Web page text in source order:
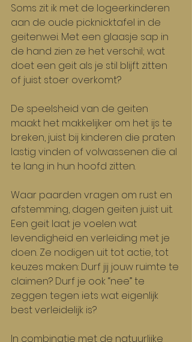
Soms zit ik met de logeerkinderen
aan de oude picknicktafel in de
geitenwei. Met een glaasje sap in
de hand zien ze het verschil; wat
doet een geit als je stil blijft zitten
of juist stoer overkomt?
De speelsheid van de geiten
maakt het makkelijker om het ijs te
breken, juist bij kinderen die praten
lastig vinden of volwassenen die al
te lang in hun hoofd zitten.
Waar paarden vragen om rust en
afstemming, dagen geiten juist uit.
Een geit laat je voelen wat
levendigheid en verleiding met je
doen. Ze nodigen uit tot actie, tot
keuzes maken: Durf jij jouw ruimte te
claimen? Durf je ook “nee” te
zeggen tegen iets wat eigenlijk
best verleidelijk is?
In combinatie met de natuurlijke